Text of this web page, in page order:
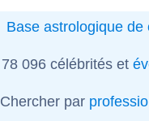
Base astrologique de
78 096 célébrités et
Chercher par